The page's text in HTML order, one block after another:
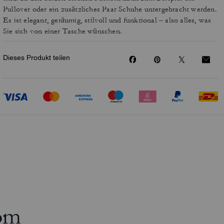
Pullover oder ein zusätzliches Paar Schuhe untergebracht werden.
Es ist elegant, geräumig, stilvoll und funktional – also alles, was
Sie sich von einer Tasche wünschen.
Dieses Produkt teilen